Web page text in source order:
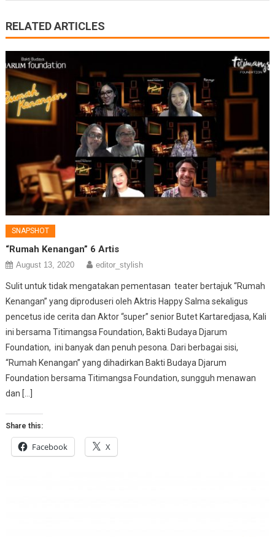
RELATED ARTICLES
SNAPSHOT
“Rumah Kenangan” 6 Artis
August 13, 2020 editor_stylish
Sulit untuk tidak mengatakan pementasan teater bertajuk “Rumah
Kenangan” yang diproduseri oleh Aktris Happy Salma sekaligus
pencetus ide cerita dan Aktor “super” senior Butet Kartaredjasa, Kali
ini bersama Titimangsa Foundation, Bakti Budaya Djarum
Foundation, ini banyak dan penuh pesona. Dari berbagai sisi,
“Rumah Kenangan” yang dihadirkan Bakti Budaya Djarum
Foundation bersama Titimangsa Foundation, sungguh menawan
dan […]
Share this:
Facebook X